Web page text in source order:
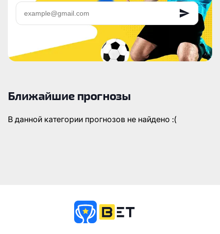
Ближайшие прогнозы
В данной категории прогнозов не найдено :(